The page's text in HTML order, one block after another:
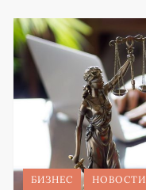
БИЗНЕС НОВОСТИ